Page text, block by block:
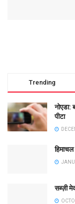
Trending
नोएडा:
पीटा
सब्ज़ी